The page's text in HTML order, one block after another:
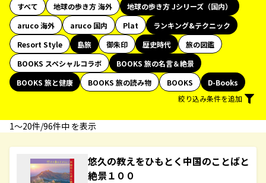
すべて 地球の歩き方 海外
地球の歩き方 Jシリーズ（国内）
aruco 海外
aruco 国内 Plat
ランキング&テクニック
Resort Style
島旅 御朱印 歴史時代
旅の図鑑
BOOKS スペシャルコラボ
BOOKS 旅の名言＆絶景
BOOKS 旅と健康
BOOKS 旅の読み物 BOOKS
D-Books
絞り込み条件を追加
1〜20件/96件中 を表示
悠久の教えをひもとく中国のことばと
絶景１００